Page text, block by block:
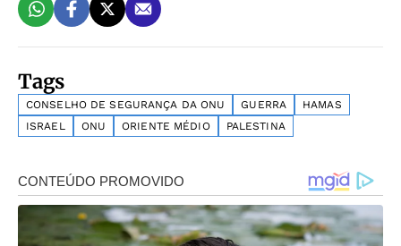
Tags
CONSELHO DE SEGURANÇA DA ONU GUERRA
HAMAS
ISRAEL
ONU ORIENTE MÉDIO PALESTINA